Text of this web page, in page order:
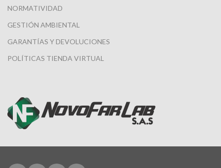
NORMATIVIDAD
GESTIÓN AMBIENTAL
GARANTÍAS Y DEVOLUCIONES
POLÍTICAS TIENDA VIRTUAL